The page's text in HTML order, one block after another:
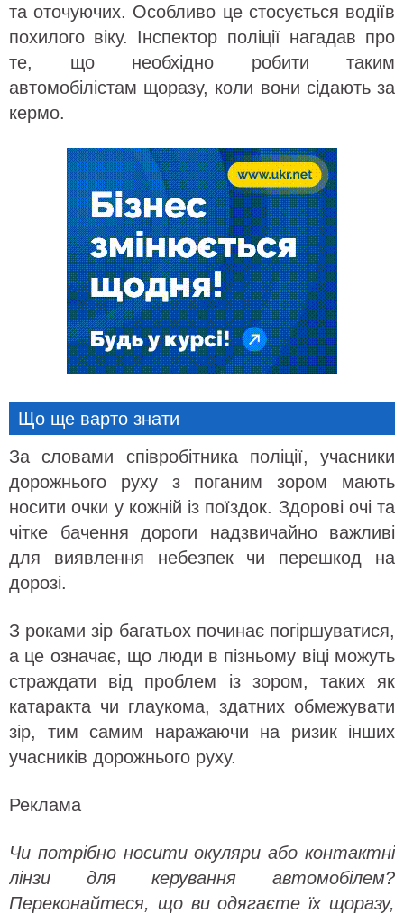
та оточуючих. Особливо це стосується водіїв
похилого віку. Інспектор поліції нагадав про
те, що необхідно робити таким
автомобілістам щоразу, коли вони сідають за
кермо.
Що ще варто знати
За словами співробітника поліції, учасники
дорожнього руху з поганим зором мають
носити очки у кожній із поїздок. Здорові очі та
чітке бачення дороги надзвичайно важливі
для виявлення небезпек чи перешкод на
дорозі.
З роками зір багатьох починає погіршуватися,
а це означає, що люди в пізньому віці можуть
страждати від проблем із зором, таких як
катаракта чи глаукома, здатних обмежувати
зір, тим самим наражаючи на ризик інших
учасників дорожнього руху.
Реклама
Чи потрібно носити окуляри або контактні
лінзи для керування автомобілем?
Переконайтеся, що ви одягаєте їх щоразу,